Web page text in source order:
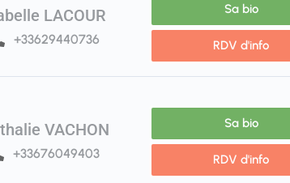
LACOUR
+33629440736
Sa bio
RDV d'info
VACHON
+33676049403
Sa bio
RDV d'info